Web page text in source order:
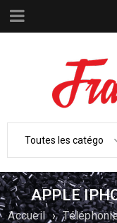
APPLE
Accueil ›